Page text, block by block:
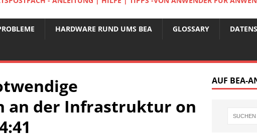
HARDWARE RUND UMS BEA GLOSSARY
an der Infrastruktur on
AUF BEA-